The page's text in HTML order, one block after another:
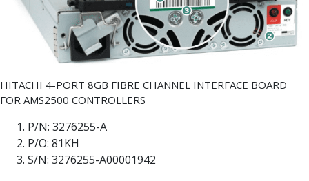
HITACHI 4-PORT 8GB FIBRE CHANNEL INTERFACE BOARD
FOR AMS2500 CONTROLLERS
P/N: 3276255-A
P/O: 81KH
S/N: 3276255-A00001942